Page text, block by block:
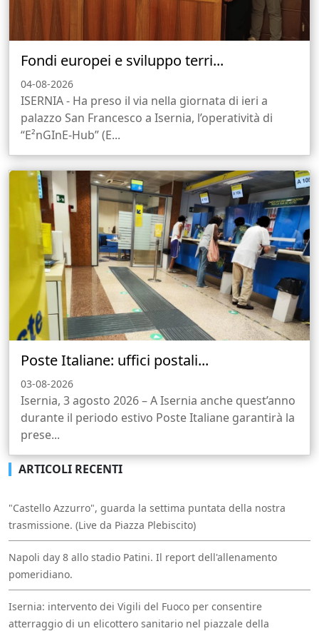
Fondi europei e sviluppo terri...
04-08-2026
ISERNIA - Ha preso il via nella giornata di ieri a
palazzo San Francesco a Isernia, l’operatività di
“E²nGInE-Hub” (E...
Poste Italiane: uffici postali...
03-08-2026
Isernia, 3 agosto 2026 – A Isernia anche quest’anno
durante il periodo estivo Poste Italiane garantirà la
prese...
ARTICOLI RECENTI
"Castello Azzurro", guarda la settima puntata della nostra
trasmissione. (Live da Piazza Plebiscito)
Napoli day 8 allo stadio Patini. Il report dell'allenamento
pomeridiano.
Isernia: intervento dei Vigili del Fuoco per consentire
atterraggio di un elicottero sanitario nel piazzale della